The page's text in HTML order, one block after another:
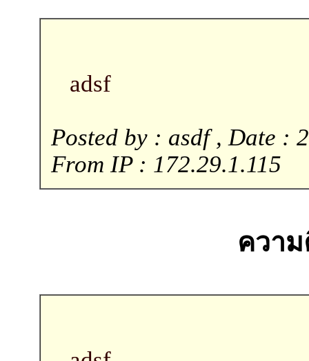
adsf
Posted by : asdf , Date :
From IP : 172.29.1.115
ควา